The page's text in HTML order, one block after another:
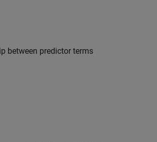
between predictor terms